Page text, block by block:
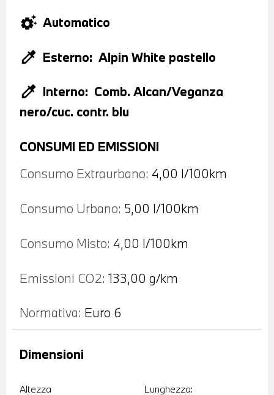
settings_suggest Automatico
colorize Esterno: Alpin White pastello
colorize Interno: Comb. Alcan/Veganza
nero/cuc. contr. blu
CONSUMI ED EMISSIONI
Consumo Extraurbano: 4,00 l/100km
Consumo Urbano: 5,00 l/100km
Consumo Misto: 4,00 l/100km
Emissioni CO2: 133,00 g/km
Normativa: Euro 6
Altezza Lunghezza:
Dimensioni